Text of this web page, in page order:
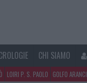
CHI SIAMO
LOIRI P. S. PAOLO GOLFO ARANCI